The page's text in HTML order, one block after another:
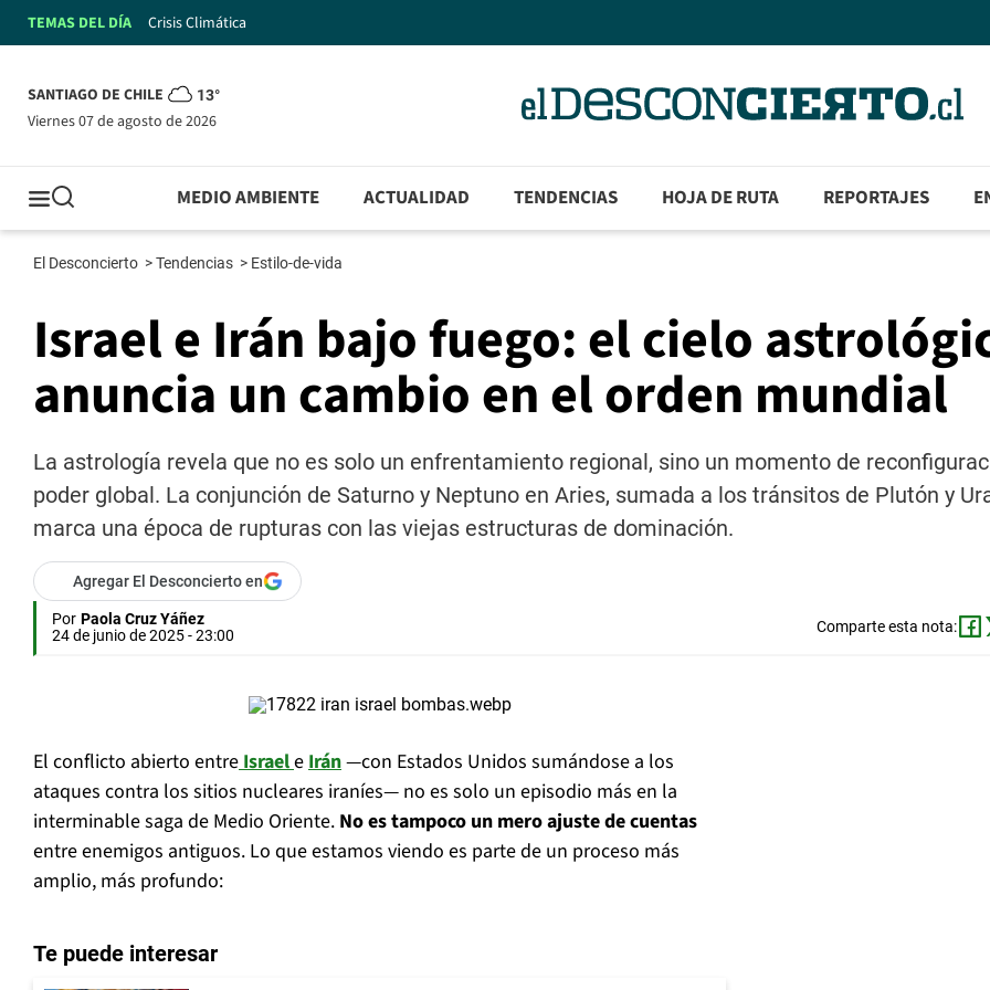
TEMAS DEL DÍA Crisis Climática
SANTIAGO DE CHILE 13°
viernes 07 de agosto de 2026
MEDIO AMBIENTE ACTUALIDAD TENDENCIAS HOJA DE RUTA REPORTAJES
El Desconcierto >Tendencias > Estilo-de-vida
Israel e Irán bajo fuego: el cielo
anuncia un cambio en el orden mundial
La astrología revela que no es solo un enfrentamiento regional, sino un momento de
poder global. La conjunción de Saturno y Neptuno en Aries, sumada a los tránsitos de Plutón y
marca una época de rupturas con las viejas estructuras de dominación.
Agregar El Desconcierto en
Por Paola Cruz Yáñez
24 de junio de 2025 - 23:00
Comparte esta nota:
El conflicto abierto entreIsraeleIrán—con Estados Unidos sumándose a los
ataques contra los sitios nucleares iraníes— no es solo un episodio más en la
interminable saga de Medio Oriente. No es tampoco un mero ajuste de cuentas
entre enemigos antiguos. Lo que estamos viendo es parte de un proceso más
amplio, más profundo:
Te puede interesar